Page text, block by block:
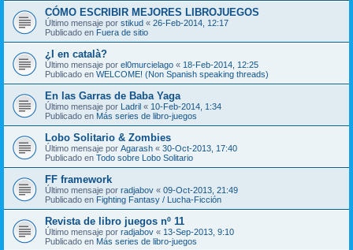
CÓMO ESCRIBIR MEJORES LIBROJUEGOS
Último mensaje por stikud « 26-Feb-2014, 12:17
Publicado en Fuera de sitio
¿I en català?
Último mensaje por el0murcielago « 18-Feb-2014, 12:25
Publicado en WELCOME! (Non Spanish speaking threads)
En las Garras de Baba Yaga
Último mensaje por Ladril « 10-Feb-2014, 1:34
Publicado en Más series de libro-juegos
Lobo Solitario & Zombies
Último mensaje por Agarash « 30-Oct-2013, 17:40
Publicado en Todo sobre Lobo Solitario
FF framework
Último mensaje por radjabov « 09-Oct-2013, 21:49
Publicado en Fighting Fantasy / Lucha-Ficción
Revista de libro juegos nº 11
Último mensaje por radjabov « 13-Sep-2013, 9:10
Publicado en Más series de libro-juegos